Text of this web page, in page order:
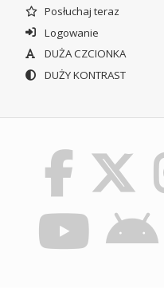
Posłuchaj teraz
Logowanie
DUŻA CZCIONKA
DUŻY KONTRAST